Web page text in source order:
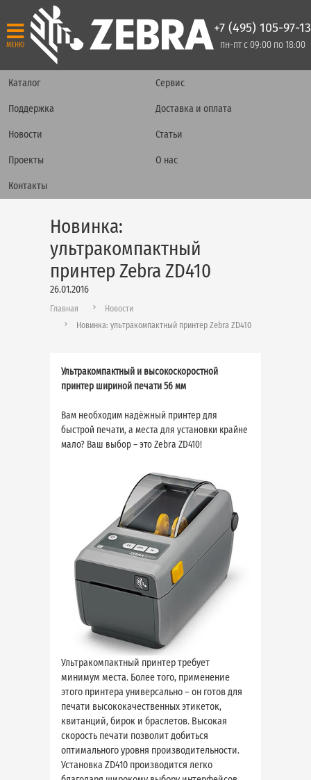
МЕНЮ
+7 (495) 105-97-13
пн-пт с 09:00 по 18:00
Каталог Сервис
Поддержка Доставка и оплата
Новости Статьи
Проекты О нас
Контакты
Новинка:
ультракомпактный
принтер Zebra ZD410
26.01.2016
Главная
Новости
Новинка: ультракомпактный принтер Zebra ZD410
Ультракомпактный и высокоскоростной
принтер шириной печати 56 мм
Вам необходим надёжный принтер для
быстрой печати, а места для установки крайне
мало? Ваш выбор – это Zebra ZD410!
Ультракомпактный принтер требует
минимум места. Более того, применение
этого принтера универсально – он готов для
печати высококачественных этикеток,
квитанций, бирок и браслетов. Высокая
скорость печати позволит добиться
оптимального уровня производительности.
Установка ZD410 производится легко